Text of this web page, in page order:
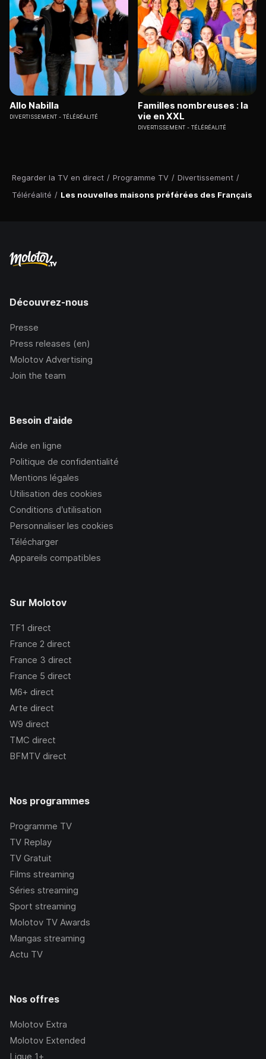
Regarder la TV en direct / Programme TV / Divertissement /
Téléréalité / Les nouvelles maisons préférées des Français
Allo Nabilla
DIVERTISSEMENT TÉLÉRÉALITÉ
Familles nombreuses : la
vie en XXL
DIVERTISSEMENT TÉLÉRÉALITÉ
Découvrez-nous
Presse
Press releases (en)
Molotov Advertising
Join the team
Besoin d'aide
Aide en ligne
Politique de confidentialité
Mentions légales
Utilisation des cookies
Conditions d’utilisation
Personnaliser les cookies
Télécharger
Appareils compatibles
Sur Molotov
TF1 direct
France 2 direct
France 3 direct
France 5 direct
M6+ direct
Arte direct
W9 direct
TMC direct
BFMTV direct
Nos programmes
Programme TV
TV Replay
TV Gratuit
Films streaming
Séries streaming
Sport streaming
Molotov TV Awards
Mangas streaming
Actu TV
Nos offres
Molotov Extra
Molotov Extended
Ligue 1+